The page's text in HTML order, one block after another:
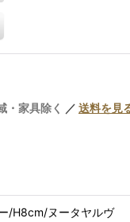
・家具除く ／ 送料を見
/H8cm/ヌータヤルヴ